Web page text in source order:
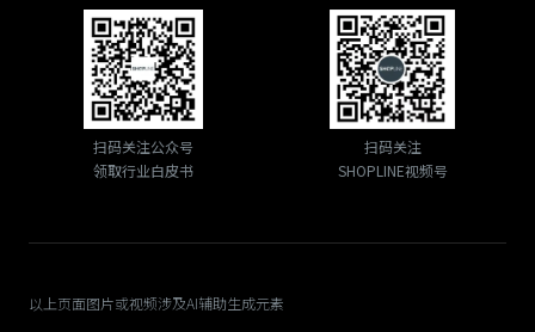
扫码关注公众号
领取行业白皮书
扫码关注
SHOPLINE视频号
以上页面图片或视频涉及AI辅助生成元素